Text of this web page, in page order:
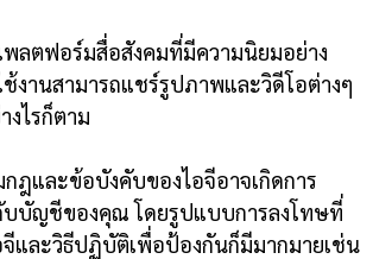
พลตฟอร์มสื่อสังคมที่มีความนิยมอย่าง
งานสามารถแชร์รูปภาพและวิดีโอต่างๆ
งไรก็ตาม
ฎและข้อบังคับของไอจีอาจเกิดการ
บบัญชีของคุณ โดยรูปแบบการลงโทษที่
และวิธีปฏิบัติเพื่อป้องกันก็มีมากมายเช่น